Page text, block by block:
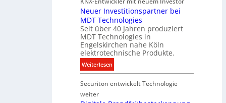
g
s
t
e
c
h
n
i
k
d
u
k
t
d
a
t
e
e
m
e
n
s
E
n
r
Neuer Investitionspartner bei
MDT Technologies
Seit über 40 Jahren produziert
MDT Technologies in
Engelskirchen nahe Köln
elektrotechnische Produkte.
Weiterlesen:
N
e
Securiton entwickelt Technologie
weiter